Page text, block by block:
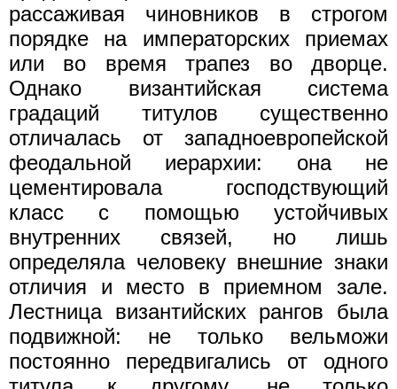
рассаживая чиновников в строгом
порядке на императорских приемах
или во время трапез во дворце.
Однако византийская система
градаций титулов существенно
отличалась от западноевропейской
феодальной иерархии: она не
цементировала господствующий
класс с помощью устойчивых
внутренних связей, но лишь
определяла человеку внешние знаки
отличия и место в приемном зале.
Лестница византийских рангов была
подвижной: не только вельможи
постоянно передвигались от одного